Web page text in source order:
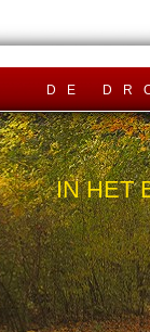
de
IN HET